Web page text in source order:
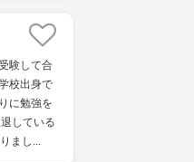
験して合
校出身で
に勉強を
している
まし...